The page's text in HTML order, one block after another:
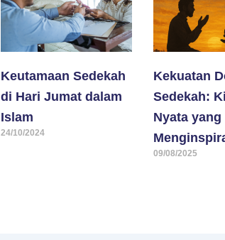
Keutamaan Sedekah
di Hari Jumat dalam
Islam
24/10/2024
Kekuatan
Sedekah:
Nyata yang
09/08/2025